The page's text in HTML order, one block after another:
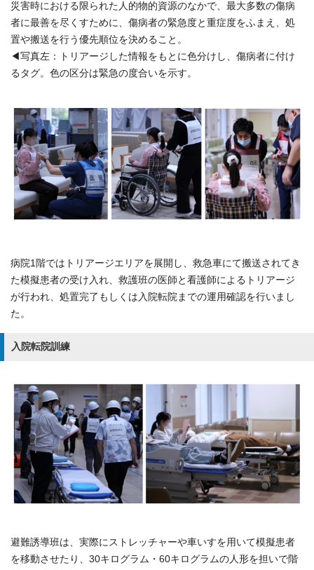
災害時における限られた人的物的資源のなかで、最大多数の傷病
者に最善を尽くすために、傷病者の緊急度と重症度をふまえ、処
置や搬送を行う優先順位を決めること。
◀写真左：トリアージした情報をもとに色分けし、傷病者に付け
るタグ。色の区分は緊急の度合いを示す。
病院1階ではトリアージエリアを展開し、救急車にて搬送されてき
た模擬患者の受け入れ、救護班の医師と看護師によるトリアージ
が行われ、処置完了もしくは入院転院までの運用確認を行いまし
た。
入院転院訓練
避難誘導班は、実際にストレッチャーや車いすを用いて模擬患者
を移動させたり、30キログラム・60キログラムの人形を担いで階